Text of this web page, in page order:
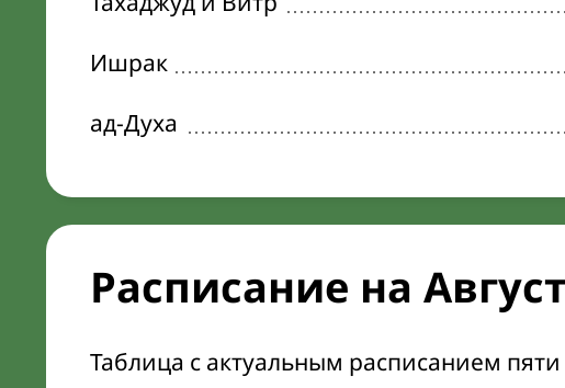
Ишрак
ад-Духа
Расписание на
Таблица с актуальным расписанием